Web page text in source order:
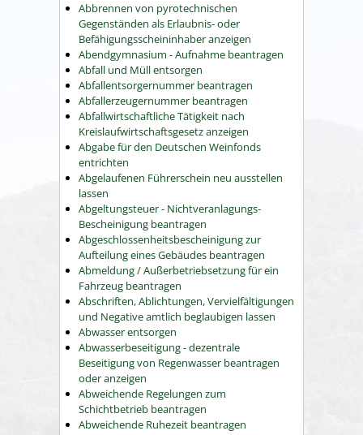
Abbrennen von pyrotechnischen
Gegenständen als Erlaubnis- oder
Befähigungsscheininhaber anzeigen
Abendgymnasium - Aufnahme beantragen
Abfall und Müll entsorgen
Abfallentsorgernummer beantragen
Abfallerzeugernummer beantragen
Abfallwirtschaftliche Tätigkeit nach
Kreislaufwirtschaftsgesetz anzeigen
Abgabe für den Deutschen Weinfonds
entrichten
Abgelaufenen Führerschein neu ausstellen
lassen
Abgeltungsteuer - Nichtveranlagungs-
Bescheinigung beantragen
Abgeschlossenheitsbescheinigung zur
Aufteilung eines Gebäudes beantragen
Abmeldung / Außerbetriebsetzung für ein
Fahrzeug beantragen
Abschriften, Ablichtungen, Vervielfältigungen
und Negative amtlich beglaubigen lassen
Abwasser entsorgen
Abwasserbeseitigung - dezentrale
Beseitigung von Regenwasser beantragen
oder anzeigen
Abweichende Regelungen zum
Schichtbetrieb beantragen
Abweichende Ruhezeit beantragen